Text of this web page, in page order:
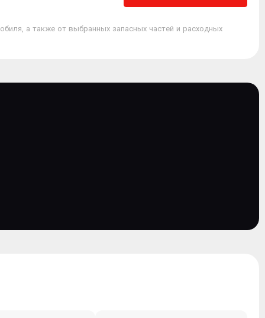
а также от выбранных запасных частей и расходных